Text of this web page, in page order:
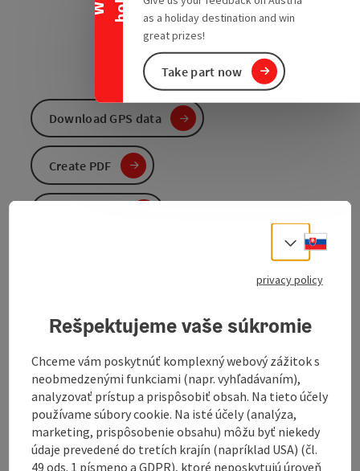
as a holiday destination and win
great prizes!
Take part now
Route route:
Bad Leonfelden - Vorderweißenbach - Guglwald -
Afiesl - St. Stefan - Helfenberg - Ahorn - Waxenberg -
Oberneukirchen - Traberg - Bad Leonfelden - Zwettl -
Reichenau - Ottenschlag - Bad Leonfelden
Marking: Mühlviertler Hochland- Tour | Erwin's
Wadlbeißer-Tour
Map download: Erwin's Wadlbeißer-Tour
Download GPS data
Create PDF
Select
privacy policy
Rešpektujeme vaše súkromie
Chceme vám poskytnúť komplexný webový zážitok s
neobmedzenými funkciami (napr. vyhľadávaním),
analyzovať prístup a prispôsobiť obsah. Na tieto účely
používame súbory cookie. Na isté účely (analýza,
marketing, prispôsobenie obsahu) môžu byť niekedy
údaje prevedené do tretích krajín (napríklad USA) (čl.
49 ods. 1 písmeno a GDPR), ktoré neposkytujú úroveň